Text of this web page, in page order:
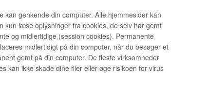
genkende din computer. Alle hjemmesider kan
kun læse oplysninger fra cookies, de selv har gemt
og midlertidige (session cookies). Permanente
midlertidigt på din computer, når du besøger et
gemt på din computer. De fleste virksomheder
kan ikke skade dine filer eller øge risikoen for virus